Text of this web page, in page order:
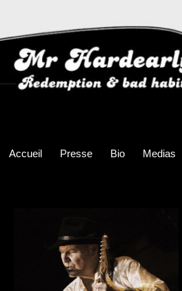
Accueil Presse Bio Medias